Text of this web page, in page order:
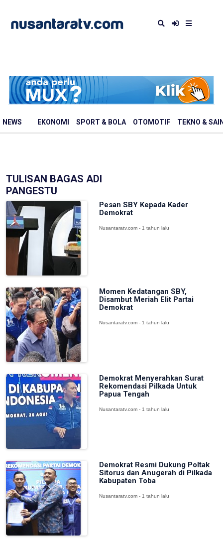
NEWS EKONOMI SPORT & BOLA OTOMOTIF TEKNO &
TULISAN BAGAS ADI
PANGESTU
Pesan SBY Kepada Kader
Demokrat
Nusantaratv.com - 1 tahun lalu
Momen Kedatangan SBY,
Disambut Meriah Elit Partai
Demokrat
Nusantaratv.com - 1 tahun lalu
Demokrat Menyerahkan Surat
Rekomendasi Pilkada Untuk
Papua Tengah
Nusantaratv.com - 1 tahun lalu
Demokrat Resmi Dukung Poltak
Sitorus dan Anugerah di Pilkada
Kabupaten Toba
Nusantaratv.com - 1 tahun lalu